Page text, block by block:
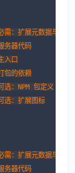
扩展元数据与配置
器代码
口
的依赖
NPM 包定义
扩展图标
扩展元数据与配置
器代码